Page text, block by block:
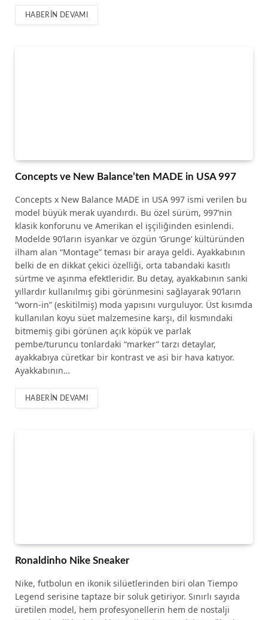
HABERIN DEVAMI
Concepts ve New Balance’ten MADE in USA 997
Concepts x New Balance MADE in USA 997 ismi verilen bu
model büyük merak uyandırdı. Bu özel sürüm, 997’nin
klasik konforunu ve Amerikan el işçiliğinden esinlendi.
Modelde 90’ların isyankar ve özgün ‘Grunge’ kültüründen
ilham alan “Montage” teması bir araya geldi. Ayakkabının
belki de en dikkat çekici özelliği, orta tabandaki kasıtlı
sürtme ve aşınma efektleridir. Bu detay, ayakkabının sanki
yıllardır kullanılmış gibi görünmesini sağlayarak 90’ların
“worn-in” (eskitilmiş) moda yapısını vurguluyor. Üst kısımda
kullanılan koyu süet malzemesine karşı, dil kısmındaki
bitmemiş gibi görünen açık köpük ve parlak
pembe/turuncu tonlardaki “marker” tarzı detaylar,
ayakkabıya cüretkar bir kontrast ve asi bir hava katıyor.
Ayakkabının…
HABERIN DEVAMI
Ronaldinho Nike Sneaker
Nike, futbolun en ikonik silüetlerinden biri olan Tiempo
Legend serisine taptaze bir soluk getiriyor. Sınırlı sayıda
üretilen model, hem profesyonellerin hem de nostalji